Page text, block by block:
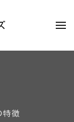
特徴